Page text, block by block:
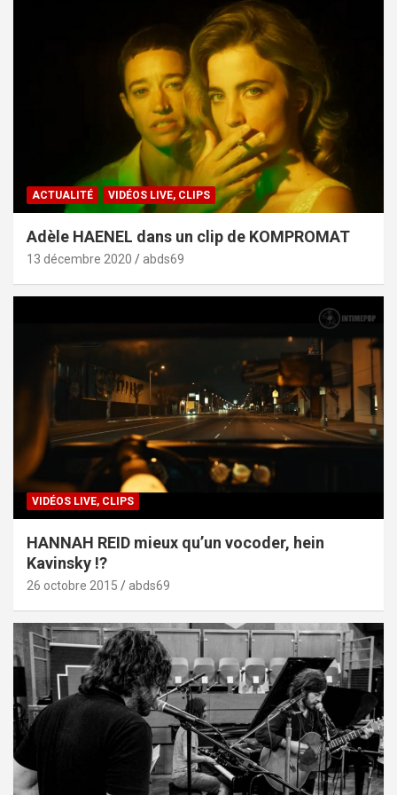
ACTUALITÉ VIDÉOS LIVE, CLIPS
Adèle HAENEL dans un clip de KOMPROMAT
13 décembre 2020 abds69
VIDÉOS LIVE, CLIPS
HANNAH REID mieux qu’un vocoder, hein
Kavinsky !?
26 octobre 2015 abds69